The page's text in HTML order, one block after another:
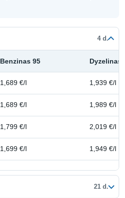
4 d.
Benzinas 95 Dyzelinas
1,689 €/l 1,939 €/l
1,689 €/l 1,989 €/l
1,799 €/l 2,019 €/l
1,699 €/l 1,949 €/l
21 d.